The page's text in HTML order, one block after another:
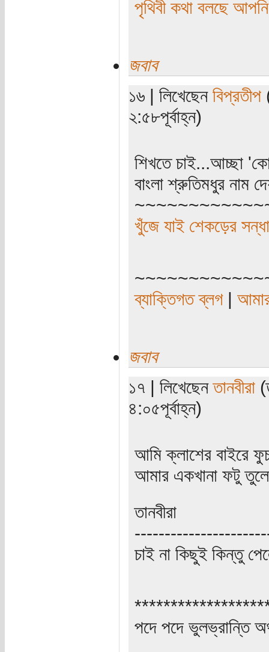
পৃথিবী কথা বলছে
জবাব
১৬ | লিখেছেন বিপ্রতীপ
২:৫৮পূর্বাহ্ন)
শিখতে চাই...আচ্ছা
বাংলা শ্রুতিমধুর নাম
খুঁজে যাই শেকড়ের
ব্যাক্তিগত ব্লগ|
জবাব
১৭ | লিখেছেনতানবীরা
৪:০৫পূর্বাহ্ন)
আমি ক্লাশের বাইরে
আমার একখানা ফটু তুলে
তানবীরা
চাই না কিছুই কিন্তু
পদে পদে ভুলভ্রান্তি